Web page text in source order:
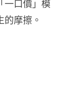
一口價」模
摩擦。